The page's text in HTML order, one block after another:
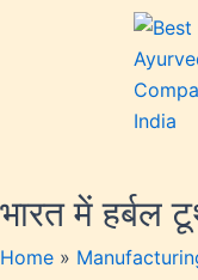
भारत में हर्बल
Home »